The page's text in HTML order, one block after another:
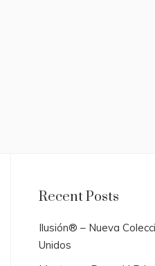
Recent Posts
Ilusión® – Nueva
Unidos